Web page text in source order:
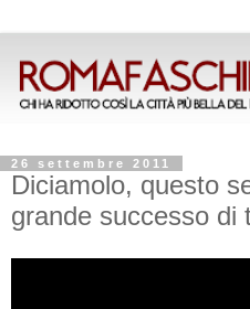
26 settembre 2011
Diciamolo, questo
grande successo di